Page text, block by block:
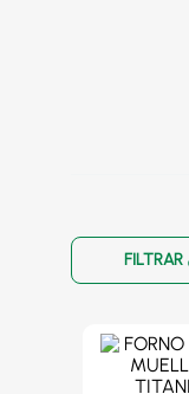
FILTRAR